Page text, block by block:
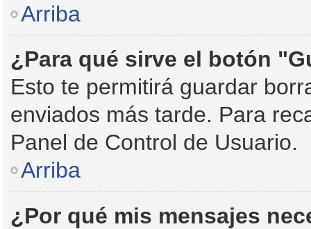
Arriba
¿Para qué sirve el botón
Esto te permitirá guardar
enviados más tarde. Para
Panel de Control de Usuario.
Arriba
¿Por qué mis mensajes